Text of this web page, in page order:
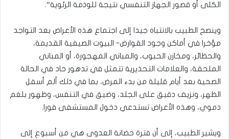
الكلى أو قصور الجهاز التنفسي نتيجة للوذمة الرئوية”.
وينصح الطبيب بالانتباه جيدا إلى اجتماع هذه الأعراض بعد التواجد
مؤخرا في أماكن وجود القوارض- البيوت الصيفية القديمة،
والحظائر، ومخازن الحبوب، والمباني المهجورة، أو المباني
الملحقة، والعلامات التحذيرية تتمثل في تدهور حاد في الحالة
الصحية بعد أيام قليلة من بدء المرض، بما في ذلك ألم أسفل
الظهر، ونزيف دقيق على الجلد، وضيق في التنفس، وظهور بلغم
دموي، وهذه الأعراض تستدعي دخول المستشفى فورا.
ويشير الطبيب، إلى أن فترة حضانة العدوى هي من أسبوع إلى